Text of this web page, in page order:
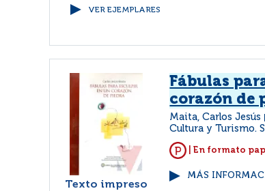
VER EJEMPLARES
Texto impreso
Fábulas
corazón de
Maita, Carlos Jesús
Cultura y Turismo.
| En formato
MÁS